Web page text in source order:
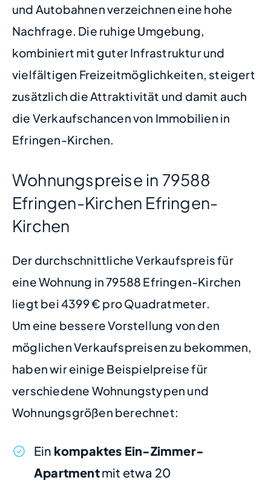
und Autobahnen verzeichnen eine hohe
Nachfrage. Die ruhige Umgebung,
kombiniert mit guter Infrastruktur und
vielfältigen Freizeitmöglichkeiten, steigert
zusätzlich die Attraktivität und damit auch
die Verkaufschancen von Immobilien in
Efringen-Kirchen.
Wohnungspreise in 79588
Efringen-Kirchen Efringen-
Kirchen
Der durchschnittliche Verkaufspreis für
eine Wohnung in 79588 Efringen-Kirchen
liegt bei 4399 € pro Quadratmeter.
Um eine bessere Vorstellung von den
möglichen Verkaufspreisen zu bekommen,
haben wir einige Beispielpreise für
verschiedene Wohnungstypen und
Wohnungsgrößen berechnet:
Ein kompaktes Ein-Zimmer-
Apartmentmit etwa 20